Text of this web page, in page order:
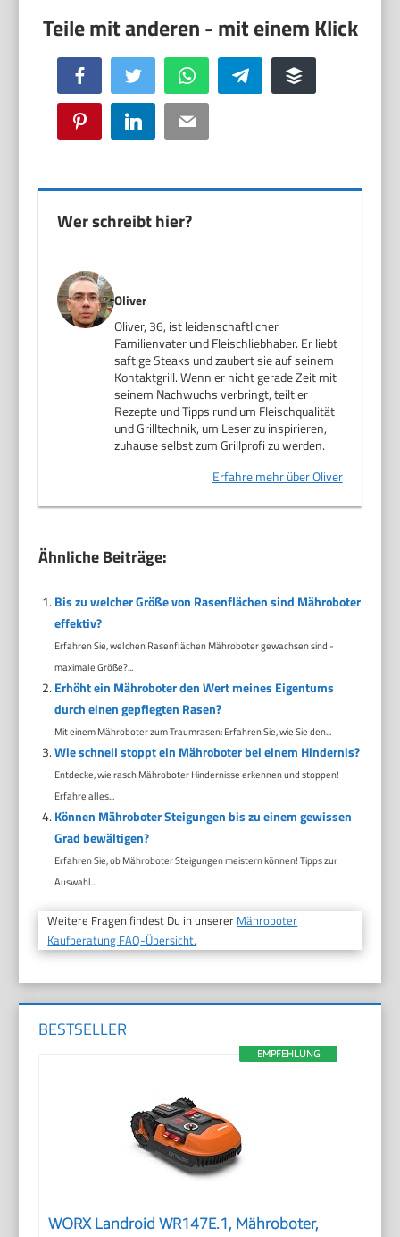
Facebook Twitter WhatsApp Telegram Buffer
Pinterest LinkedIn Email
Wer schreibt hier?
Oliver
Oliver, 36, ist leidenschaftlicher
Familienvater und Fleischliebhaber. Er liebt
saftige Steaks und zaubert sie auf seinem
Kontaktgrill. Wenn er nicht gerade Zeit mit
seinem Nachwuchs verbringt, teilt er
Rezepte und Tipps rund um Fleischqualität
und Grilltechnik, um Leser zu inspirieren,
zuhause selbst zum Grillprofi zu werden.
Erfahre mehr über Oliver
Ähnliche Beiträge:
Bis zu welcher Größe von Rasenflächen sind Mähroboter
effektiv?
Erfahren Sie, welchen Rasenflächen Mähroboter gewachsen sind -
maximale Größe?...
Erhöht ein Mähroboter den Wert meines Eigentums
durch einen gepflegten Rasen?
Mit einem Mähroboter zum Traumrasen: Erfahren Sie, wie Sie den...
Wie schnell stoppt ein Mähroboter bei einem Hindernis?
Entdecke, wie rasch Mähroboter Hindernisse erkennen und stoppen!
Erfahre alles...
Können Mähroboter Steigungen bis zu einem gewissen
Grad bewältigen?
Erfahren Sie, ob Mähroboter Steigungen meistern können! Tipps zur
Auswahl...
Weitere Fragen findest Du in unserer Mähroboter
Kaufberatung FAQ-Übersicht.
BESTSELLER
EMPFEHLUNG
WORX Landroid WR147E.1, Mähroboter,